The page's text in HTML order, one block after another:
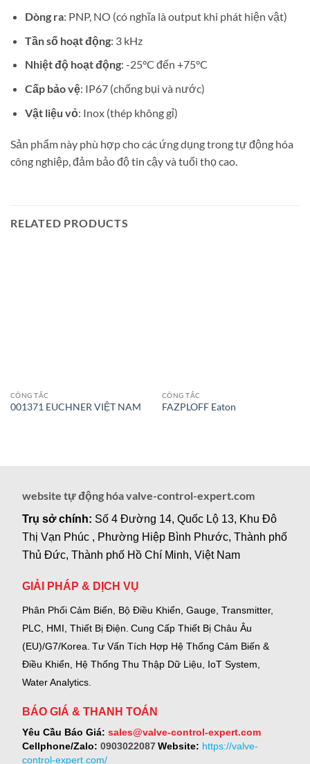
Dòng ra: PNP, NO (có nghĩa là output khi phát hiện vật)
Tần số hoạt động: 3 kHz
Nhiệt độ hoạt động: -25°C đến +75°C
Cấp bảo vệ: IP67 (chống bụi và nước)
Vật liệu vỏ: Inox (thép không gỉ)
Sản phẩm này phù hợp cho các ứng dụng trong tự động hóa
công nghiệp, đảm bảo độ tin cậy và tuổi thọ cao.
RELATED PRODUCTS
CÔNG TẮC
001371 EUCHNER VIỆT NAM
CÔNG TẮC
FAZPLOFF Eaton
website tự động hóa valve-control-expert.com
Trụ sở chính: Số 4 Đường 14, Quốc Lộ 13, Khu Đô
Thị Vạn Phúc , Phường Hiệp Bình Phước, Thành phố
Thủ Đức, Thành phố Hồ Chí Minh, Việt Nam
GIẢI PHÁP & DỊCH VỤ
Phân Phối Cảm Biến, Bộ Điều Khiển, Gauge, Transmitter,
PLC, HMI, Thiết Bị Điện. Cung Cấp Thiết Bị Châu Âu
(EU)/G7/Korea. Tư Vấn Tích Hợp Hệ Thống Cảm Biến &
Điều Khiển, Hệ Thống Thu Thập Dữ Liệu, IoT System,
Water Analytics.
BÁO GIÁ & THANH TOÁN
Yêu Cầu Báo Giá: sales@valve-control-expert.com
Cellphone/Zalo: 0903022087 Website: https://valve-
control-expert.com/